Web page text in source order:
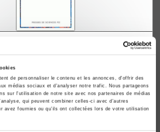
de personnaliser le contenu et les annonces, d'offrir des
médias sociaux et d'analyser notre trafic. Nous partageons
sur l'utilisation de notre site avec nos partenaires de médias
qui peuvent combiner celles-ci avec d'autres
avez fournies ou qu'ils ont collectées lors de votre utilisation
Sadoun